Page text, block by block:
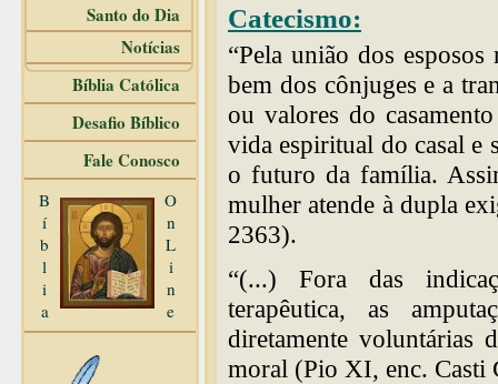
Santo do Dia
Notícias
Bíblia Católica
Desafio Bíblico
Fale Conosco
B
í
b
l
i
a
O
n
L
i
n
e
Catecismo:
“Pela união dos
bem dos cônjuges e a
ou valores do
vida espiritual do casal e
o futuro da família.
mulher atende à dupla
2363).
“(...) Fora das
terapêutica, as
diretamente voluntárias
moral (Pio XI, enc.